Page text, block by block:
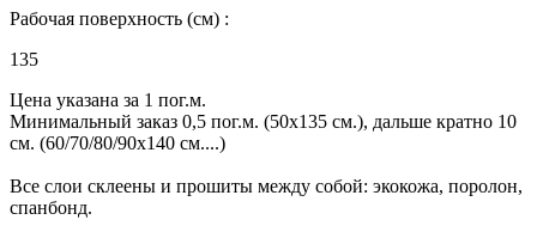
Рабочая поверхность (см) :
135
Цена указана за 1 пог.м.
Минимальный заказ 0,5 пог.м. (50х135 см.), дальше кратно 10
см. (60/70/80/90х140 см....)
Все слои склеены и прошиты между собой: экокожа, поролон,
спанбонд.